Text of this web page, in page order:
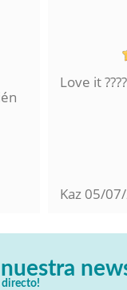
Love it ????
Kaz 05/
directo!